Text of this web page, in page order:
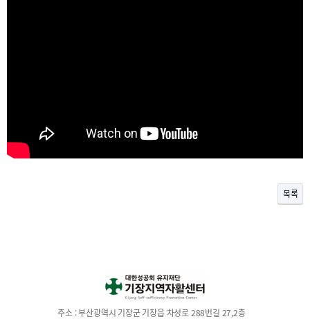
목록
주소 :부산광역시 기장군 기장읍 차성로 288번길 27,2층